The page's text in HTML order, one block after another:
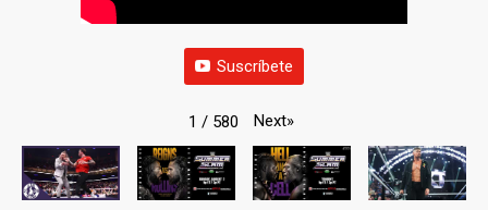
Suscríbete
1 / 580 Next»